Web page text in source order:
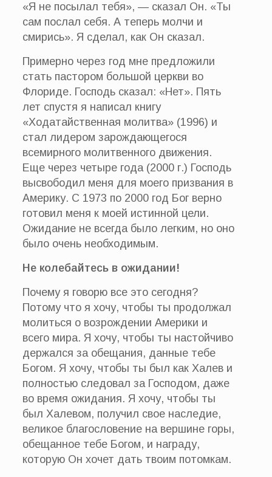
«Я не посылал тебя», — сказал Он. «Ты
сам послал себя. А теперь молчи и
смирись». Я сделал, как Он сказал.
Примерно через год мне предложили
стать пастором большой церкви во
Флориде. Господь сказал: «Нет». Пять
лет спустя я написал книгу
«Ходатайственная молитва» (1996) и
стал лидером зарождающегося
всемирного молитвенного движения.
Еще через четыре года (2000 г.) Господь
высвободил меня для моего призвания в
Америку. С 1973 по 2000 год Бог верно
готовил меня к моей истинной цели.
Ожидание не всегда было легким, но оно
было очень необходимым.
Не колебайтесь в ожидании!
Почему я говорю все это сегодня?
Потому что я хочу, чтобы ты продолжал
молиться о возрождении Америки и
всего мира. Я хочу, чтобы ты настойчиво
держался за обещания, данные тебе
Богом. Я хочу, чтобы ты был как Халев и
полностью следовал за Господом, даже
во время ожидания. Я хочу, чтобы ты
был Халевом, получил свое наследие,
великое благословение на вершине горы,
обещанное тебе Богом, и награду,
которую Он хочет дать твоим потомкам.